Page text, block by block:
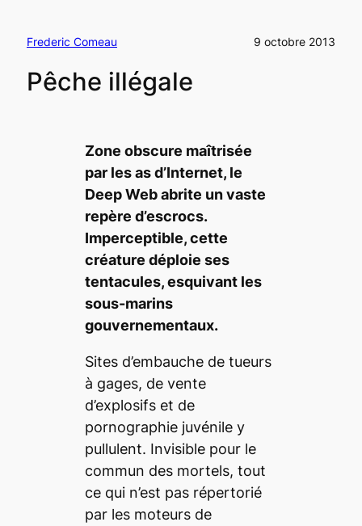
Frederic Comeau 9 octobre 2013
Pêche illégale
Zone obscure maîtrisée
par les as d’Internet, le
Deep Webabrite un vaste
repère d’escrocs.
Imperceptible, cette
créature déploie ses
tentacules, esquivant les
sous-marins
gouvernementaux.
Sites d’embauche de tueurs
à gages, de vente
d’explosifs et de
pornographie juvénile y
pullulent. Invisible pour le
commun des mortels, tout
ce qui n’est pas répertorié
par les moteurs de